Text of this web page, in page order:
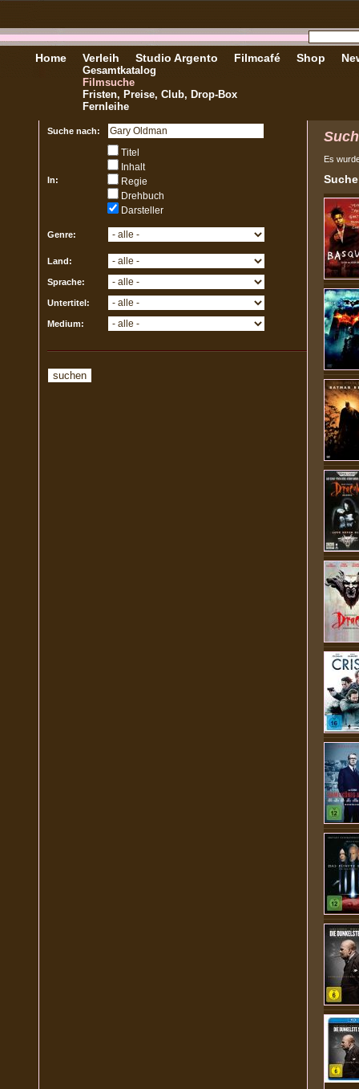
Home Verleih
Gesamtkatalog
Filmsuche
Fristen, Preise, Club, Drop-Box
Fernleihe
Studio Argento Filmcafé Shop
Suche nach:
In:
Titel
Inhalt
Regie
Drehbuch
Darsteller
Genre:
Land:
Sprache:
Untertitel:
Medium:
Es